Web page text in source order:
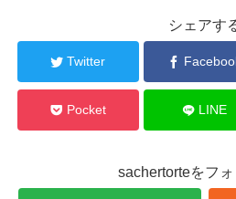
シェアす
Twitter
Pocket LINE
sachertorteをフ